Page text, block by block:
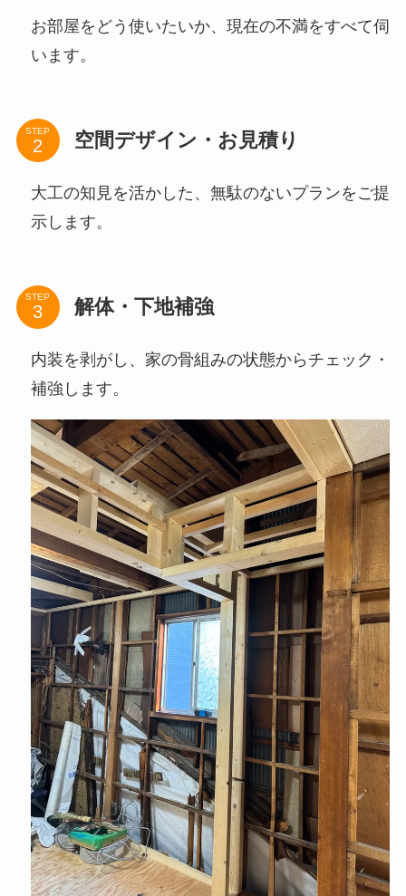
お部屋をどう使いたいか、現在の不満をすべて伺
います。
STEP 空間デザイン・お見積り
大工の知見を活かした、無駄のないプランをご提
示します。
STEP 解体・下地補強
内装を剥がし、家の骨組みの状態からチェック・
補強します。